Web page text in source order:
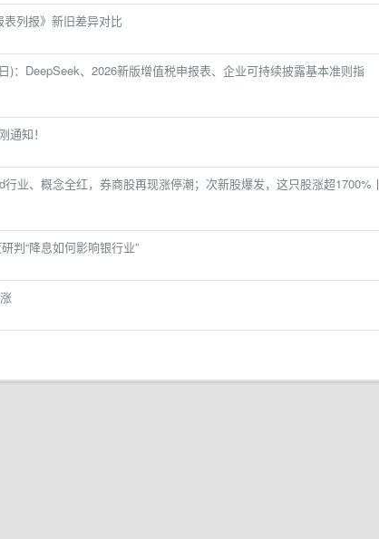
列报》新旧差异对比
)：DeepSeek、2026新版增值税申报表、企业可持续披露基本准则指
知！
业、概念全红，券商股再现涨停潮；次新股爆发，这只股涨超1700%丨
判“降息如何影响银行业”